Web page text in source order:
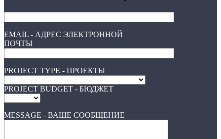
EMAIL - АДРЕС ЭЛЕКТРОННОЙ
ПОЧТЫ
PROJECT TYPE - ПРОЕКТЫ
PROJECT BUDGET - БЮДЖЕТ
MESSAGE - ВАШЕ СООБЩЕНИЕ